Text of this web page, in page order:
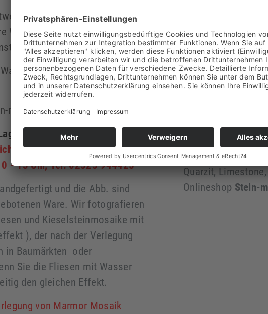
Netz von Zulieferern
Waren selbst importieren,
Konditionen anbieten.
und Bodenfliesen
mosaik.de Herne NRW -
Herne kaufen und abholen
Gewerkenstr. 11, 44628
- 13 Uhr, Tel. 02323 944425
und die Abb. sind
Ware. Wir fotografieren
und Kieselsteinmosaike mit
), der nach der Verlegung
in Baumärkten oder
Sie die Fliesen mit Wasser
den gleichen Effekt.
von Marmor Mosaik
Duschen bestens
schon durch den
Fläche kann das
versierte
dekorative
können die
einer
Sie eine für
diese schützt das
Weiteres an
Quarzit,
Onlineshop Stein-